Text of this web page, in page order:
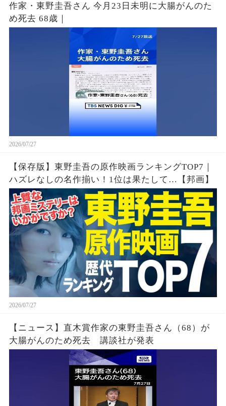
作家・東野圭吾さん 今月23日未明に大腸がんのた
め死去 68歳｜
2026/07/27
【保存版】東野圭吾の原作映画ランキングTOP7｜
ハズレなしの名作揃い！1位は果たして…【邦画】
2026/07/27
【ニュース】直木賞作家の東野圭吾さん（68）が
大腸がんのため死去 講談社が発表